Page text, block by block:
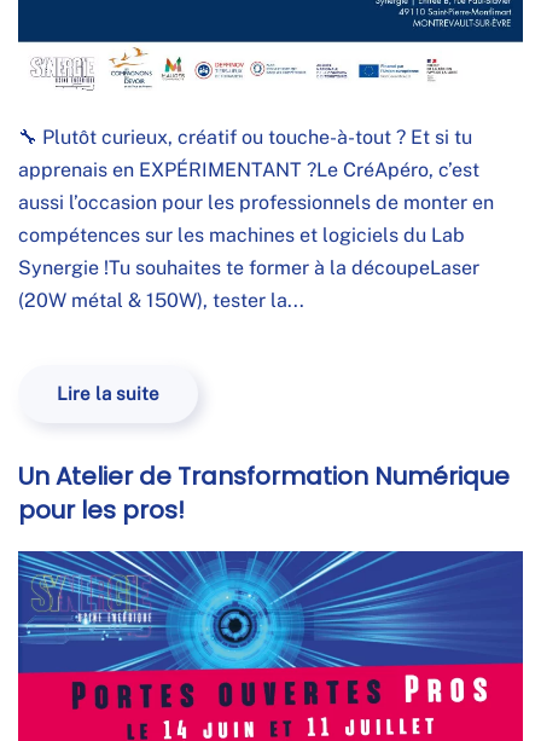
🔧 Plutôt curieux, créatif ou touche-à-tout ? Et si tu
apprenais en EXPÉRIMENTANT ?Le CréApéro, c’est
aussi l’occasion pour les professionnels de monter en
compétences sur les machines et logiciels du Lab
Synergie !Tu souhaites te former à la découpeLaser
(20W métal & 150W), tester la...
Lire la suite
Un Atelier de Transformation Numérique
pour les pros!